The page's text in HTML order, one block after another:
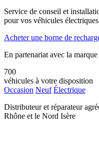
Service de conseil et
pour vos véhicules
Acheter une borne de
En partenariat avec la
700
véhicules à votre disposition
Occasion Neuf Électrique
Distributeur et réparateur
Rhône et le Nord Isère